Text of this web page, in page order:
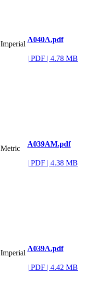
Imperial
A040A.pdf
| PDF | 4.78 MB
Metric
A039AM.pdf
| PDF | 4.38 MB
Imperial
A039A.pdf
| PDF | 4.42 MB